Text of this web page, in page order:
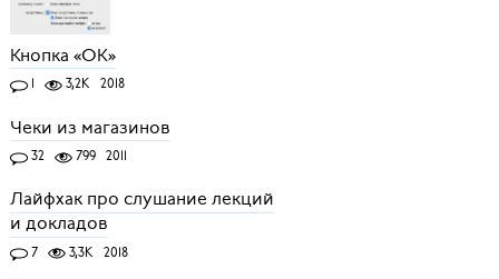
Кнопка «ОК»
1 3,2K 2018
Чеки из магазинов
32 799 2011
Лайфхак про слушание лекций
и докладов
7 3,3K 2018